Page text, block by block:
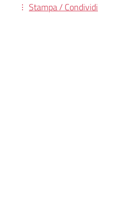
Stampa / Condividi